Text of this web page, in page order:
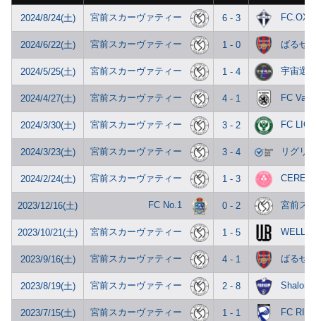
2024/8/24(土) 宮前スカーヴァティー 6 - 3
2024/6/22(土) 宮前スカーヴァティー 1 - 0 ばるせ
2024/5/25(土) 宮前スカーヴァティー 1 - 4 宇宙選
2024/4/27(土) 宮前スカーヴァティー 4 - 1 FC
2024/3/30(土) 宮前スカーヴァティー 3 - 2 FC
2024/3/23(土) 宮前スカーヴァティー 3 - 4 リグリ
2024/2/24(土) 宮前スカーヴァティー 1 - 3
2023/12/16(土) FC No.1 0 - 2 宮前ス
2023/10/21(土) 宮前スカーヴァティー 1 - 5 WELL-
2023/9/16(土) 宮前スカーヴァティー 4 - 1 ばるせ
2023/8/19(土) 宮前スカーヴァティー 2 - 8 Shalom
2023/7/15(土) 宮前スカーヴァティー 1 - 1 FC